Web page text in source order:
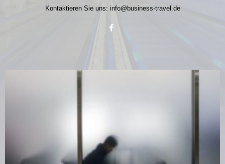
Kontaktieren Sie uns: info@business-travel.de